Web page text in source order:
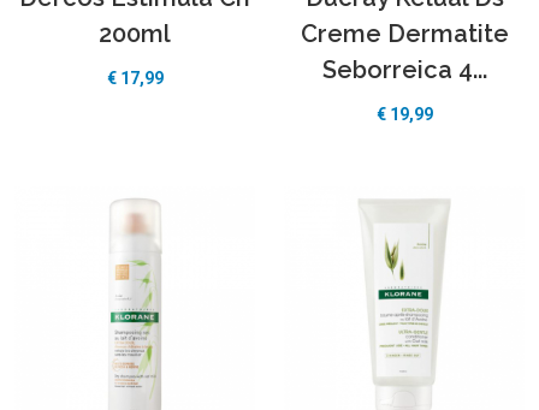
200ml
€ 17,99
Creme Dermatite
Seborreica 4...
€ 19,99